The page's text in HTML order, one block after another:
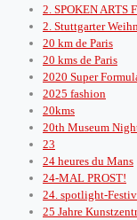
2. SPOKEN ARTS
2. Stuttgarter
20 km de Paris
20 kms de Paris
2020 Super
2025 fashion
20kms
20th Museum
23
24 heures du Mans
24-MAL PROST!
24. spotlight-
25 Jahre